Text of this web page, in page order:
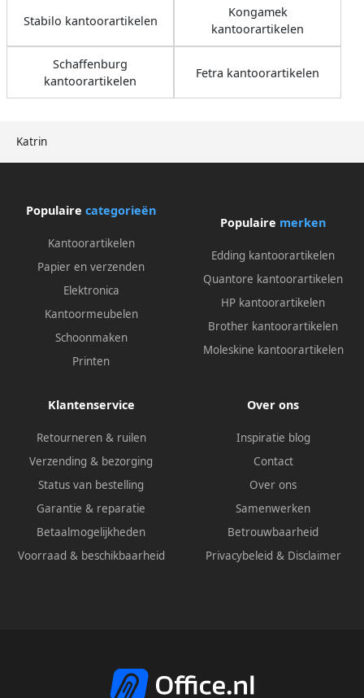
Katrin
Stabilo kantoorartikelen
Kongamek
kantoorartikelen
Schaffenburg
kantoorartikelen
Fetra kantoorartikelen
Populaire categorieën
Kantoorartikelen
Papier en verzenden
Elektronica
Kantoormeubelen
Schoonmaken
Printen
Populaire merken
Edding kantoorartikelen
Quantore kantoorartikelen
HP kantoorartikelen
Brother kantoorartikelen
Moleskine kantoorartikelen
Klantenservice
Retourneren & ruilen
Verzending & bezorging
Status van bestelling
Garantie & reparatie
Betaalmogelijkheden
Voorraad & beschikbaarheid
Over ons
Inspiratie blog
Contact
Over ons
Samenwerken
Betrouwbaarheid
Privacybeleid & Disclaimer